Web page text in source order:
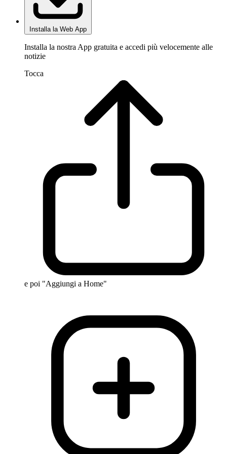
Installa la Web App
Installa la nostra App gratuita e accedi più velocemente alle
notizie
Tocca
e poi "Aggiungi a Home"